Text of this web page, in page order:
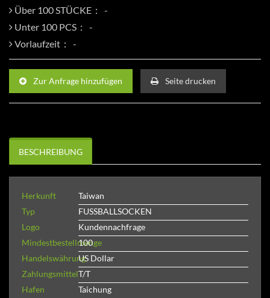
Über 100 STÜCKE：
Unter 100 PCS：
Vorlaufzeit：
Zur Anfrage hinzufügen Seite drucken
BESCHREIBUNG
Herkunft
Taiwan
Typ
FUSSBALLSOCKEN
Logo
Kundennachfrage
Mindestbestellmenge
100
HandelswährungUS Dollar
ZahlungsmittelT/T
Hafen
Taichung